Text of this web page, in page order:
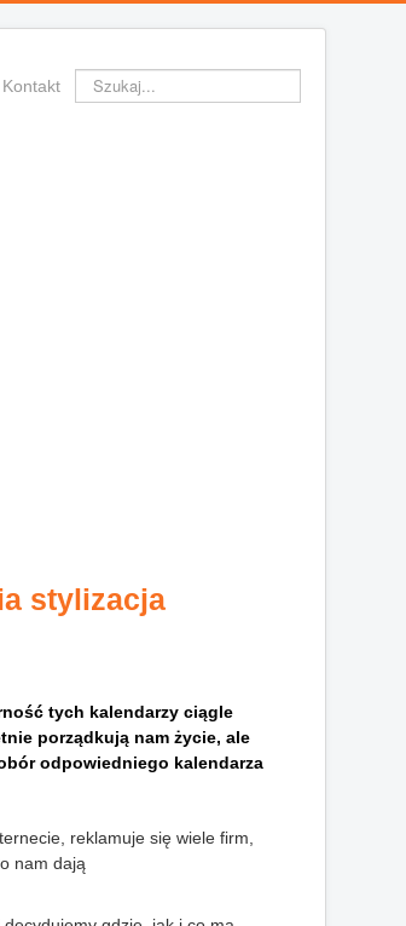
Kontakt Szukaj...
stylizacja
tych kalendarzy ciągle
porządkują nam życie, ale
odpowiedniego kalendarza
reklamuje się wiele firm,
nam dają